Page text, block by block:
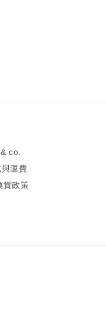
co.
運費
貨政策